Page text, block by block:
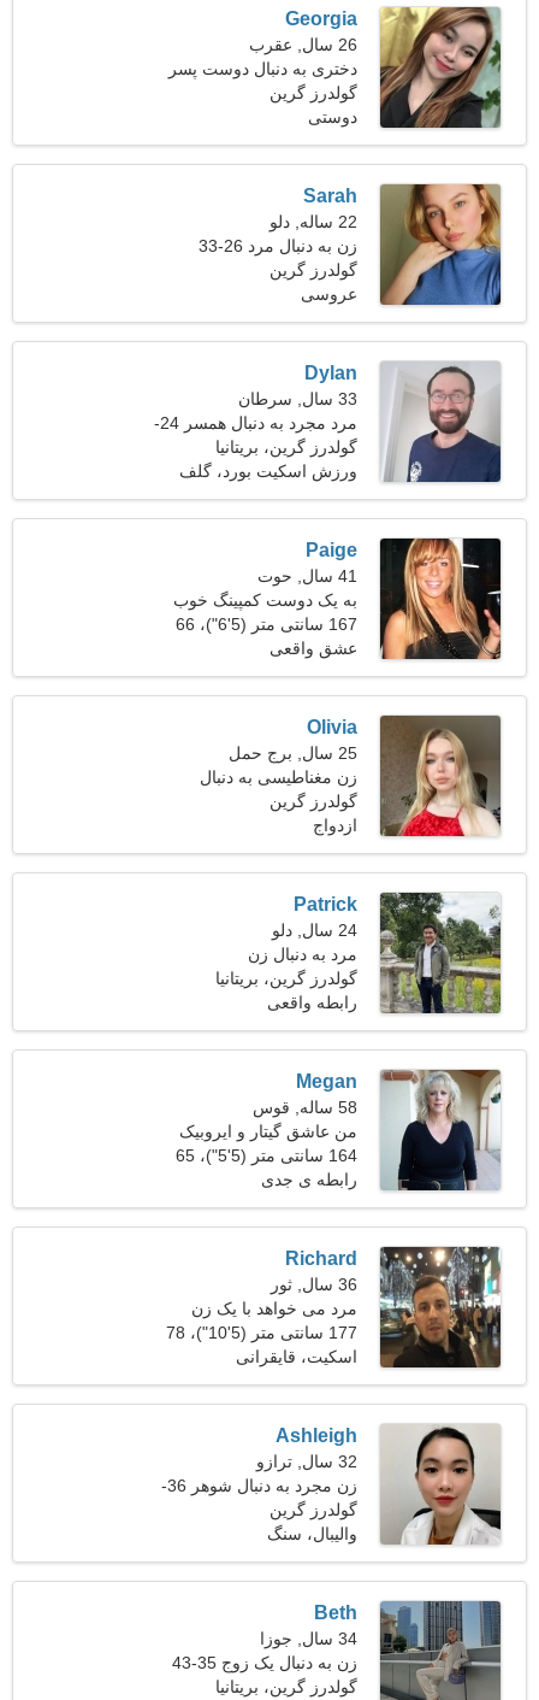
Georgia
26 سال, عقرب
دختری به دنبال دوست پسر
29-37
گولدرز گرین
دوستی
Sarah
22 ساله, دلو
زن به دنبال مرد 26-33
گولدرز گرین
عروسی
Dylan
33 سال, سرطان
مرد مجرد به دنبال همسر 24-
29
گولدرز گرین، بریتانیا
ورزش اسکیت بورد، گلف
Paige
41 سال, حوت
به یک دوست کمپینگ خوب
نیاز دارم
167 سانتی متر (5'6")، 66
کیلوگرم (145 پوند)
عشق واقعی
Olivia
25 سال, برج حمل
زن مغناطیسی به دنبال
دوستان
گولدرز گرین
ازدواج
Patrick
24 سال, دلو
مرد به دنبال زن
گولدرز گرین، بریتانیا
رابطه واقعی
Megan
58 ساله, قوس
من عاشق گیتار و ایروبیک
هستم
164 سانتی متر (5'5")، 65
کیلوگرم (143 پوند)
رابطه ی جدی
Richard
36 سال, ثور
مرد می خواهد با یک زن
ملاقات کند 25-33
177 سانتی متر (5'10")، 78
کیلوگرم (171 پوند)
اسکیت، قایقرانی
Ashleigh
32 سال, ترازو
زن مجرد به دنبال شوهر 36-
43
گولدرز گرین
والیبال، سنگ
Beth
34 سال, جوزا
زن به دنبال یک زوج 35-43
گولدرز گرین، بریتانیا